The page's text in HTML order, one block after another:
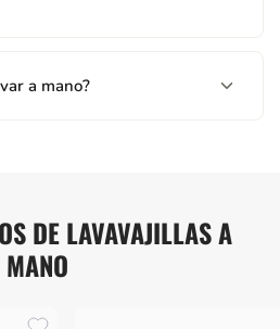
a mano?
DE LAVAVAJILLAS A
MANO